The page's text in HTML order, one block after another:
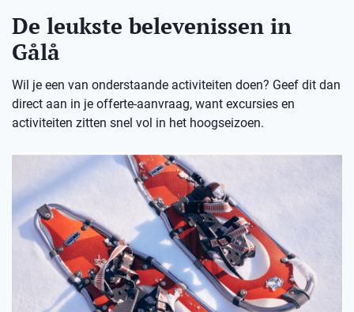
De leukste belevenissen in
Gålå
Wil je een van onderstaande activiteiten doen? Geef dit dan
direct aan in je offerte-aanvraag, want excursies en
activiteiten zitten snel vol in het hoogseizoen.